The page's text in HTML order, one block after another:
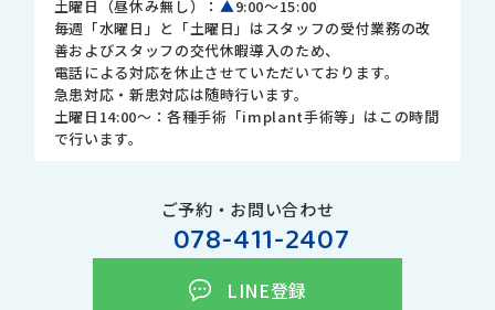
土曜日（昼休み無し）： ▲9:00～15:00
毎週「水曜日」と「土曜日」はスタッフの受付業務の改
善およびスタッフの交代休暇導入のため、
電話による対応を休止させていただいております。
急患対応・新患対応は随時行います。
土曜日14:00～：各種手術「implant手術等」はこの時間
で行います。
ご予約・お問い合わせ
078-411-2407
LINE登録